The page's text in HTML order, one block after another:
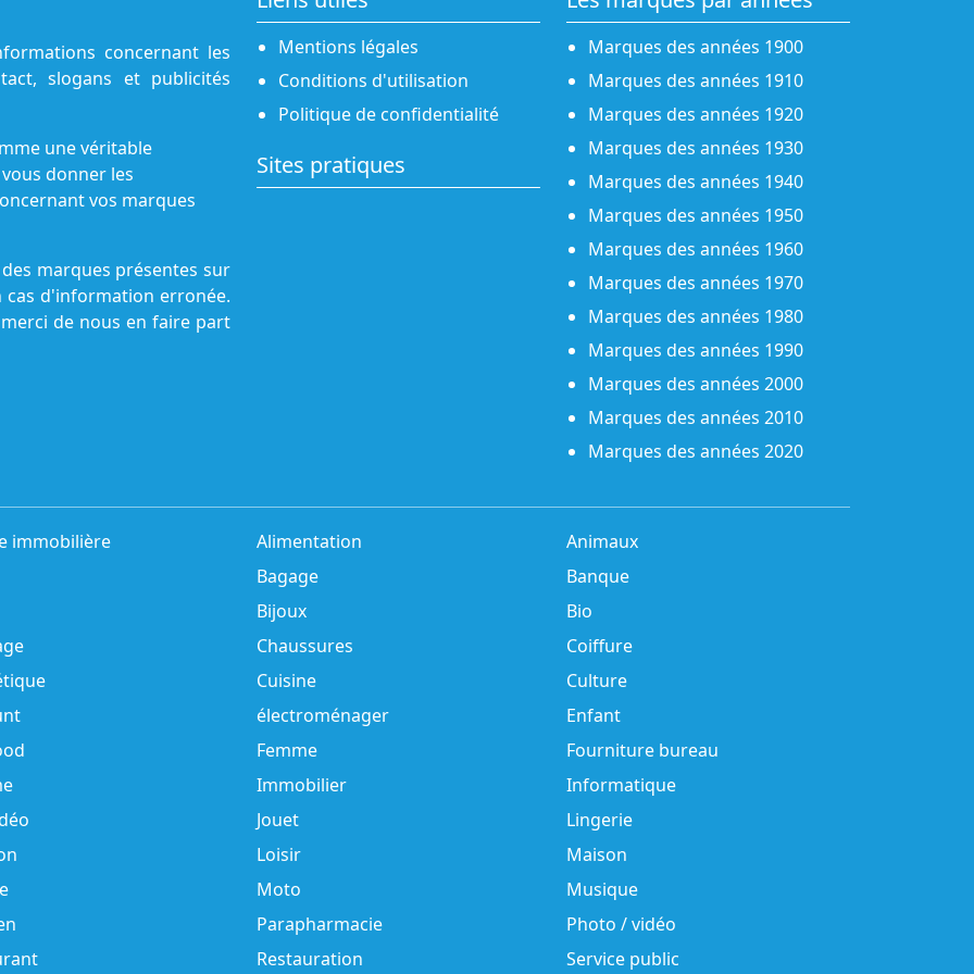
concernant les
slogans et publicités
une véritable
donner les
vos marques
marques présentes sur
d'information erronée.
de nous en faire part
Mentions légales
Conditions d'utilisation
Politique de confidentialité
Sites pratiques
Marques des années 1900
Marques des années 1910
Marques des années 1920
Marques des années 1930
Marques des années 1940
Marques des années 1950
Marques des années 1960
Marques des années 1970
Marques des années 1980
Marques des années 1990
Marques des années 2000
Marques des années 2010
Marques des années 2020
immobilière Alimentation
Animaux
Bagage
Banque
Bijoux
Bio
Chaussures
Coiffure
Cuisine
Culture
électroménager
Enfant
Femme
Fourniture bureau
Immobilier
Informatique
Jouet
Lingerie
Loisir
Maison
Moto
Musique
Parapharmacie
Photo / vidéo
Restauration Service public